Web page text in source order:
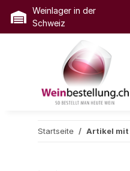
Weinlager in der
Schweiz
Startseite Artikel mit